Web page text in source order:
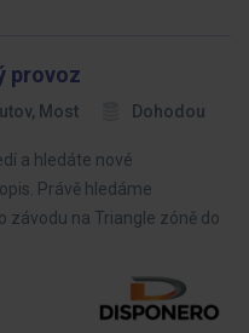
provoz
Most Dohodou
a hledáte nové
Právě hledáme
závodu na Triangle zóně do